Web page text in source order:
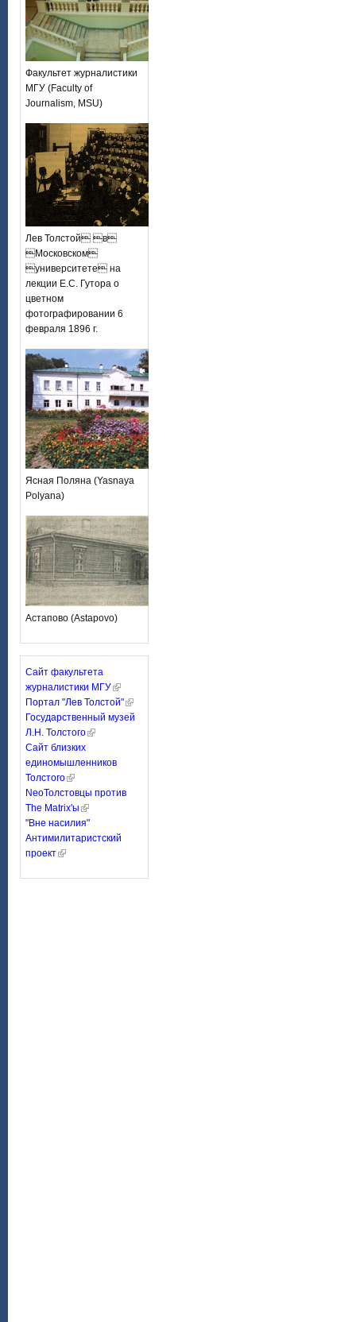
Факультет журналистики
МГУ (Faculty of
Journalism, MSU)
Лев Толстой в
Московском
университете на
лекции Е.С. Гутора о
цветном
фотографировании 6
февраля 1896 г.
Ясная Поляна (Yasnaya
Polyana)
Астапово (Astapovo)
Сайт факультета
журналистики МГУ
Портал "Лев Толстой"
Государственный музей
Л.Н. Толстого
Сайт близких
единомышленников
Толстого
NeoТолстовцы против
The Matrix'ы
"Вне насилия"
Антимилитаристский
проект